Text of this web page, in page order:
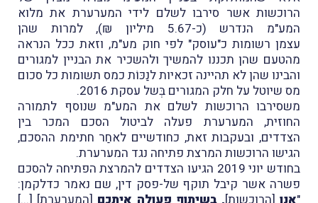
הרוכשות אשר סירבו לשלם לידי המערערת את מלוא
המע"מ הנדרש (כ-5.67 מיליון ₪), למרות שהן
עצמן רשומות כ"עוסק" לפי חוק מע"מ, וזאת ככל הנראה
מהטעם שהן תכננו להמשיך ולהשכיר את הבניין למגורים
והבינו שהן לא תהיינה זכאיות לנַכּוֹת כמס תשומות כל סכום
מס שיוטל על חלק המגורים בְּשל עסקת 2016.
משסירבו הרוכשות לשלם את המע"מ שנוסף לתמורה
החוזית, המערערת פעלה לביטול הסכם המכר בין
הצדדים, ובעקבות זאת, כחודשיים לאחַר חתימת ההסכם,
הגישו הרוכשות המרצת פתיחה נגד המערערת.
בחודש יוני 2019 הגיעו הצדדים להמרצת הפתיחה להסכם
פשרה אשר קיבל תוקף של-פסק דין, שם נאמר כדלקמן: